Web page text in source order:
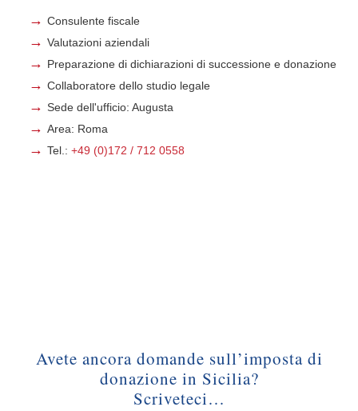
Consulente fiscale
Valutazioni aziendali
Preparazione di dichiarazioni di successione e donazione
Collaboratore dello studio legale
Sede dell'ufficio: Augusta
Area: Roma
Tel.:+49 (0)172 / 712 0558
Avete ancora domande sull’imposta di
donazione in Sicilia?
Scriveteci…